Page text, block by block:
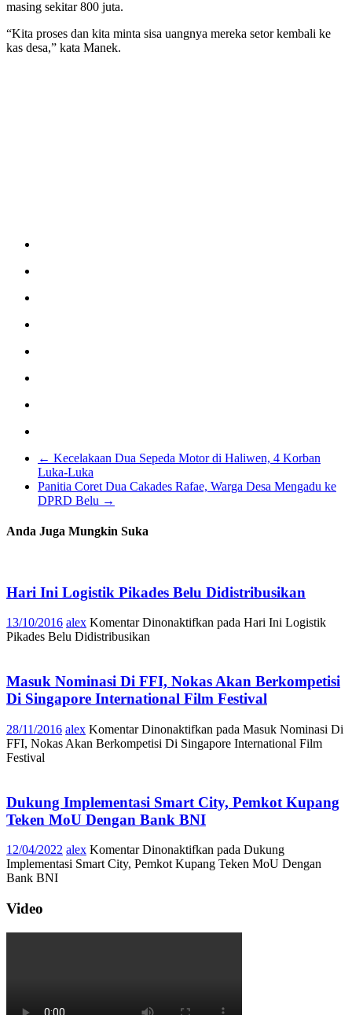
masing sekitar 800 juta.
“Kita proses dan kita minta sisa uangnya mereka setor kembali ke
kas desa,” kata Manek.
← Kecelakaan Dua Sepeda Motor di Haliwen, 4 Korban
Luka-Luka
Panitia Coret Dua Cakades Rafae, Warga Desa Mengadu ke
DPRD Belu →
Anda Juga Mungkin Suka
Hari Ini Logistik Pikades Belu Didistribusikan
13/10/2016 alex Komentar Dinonaktifkan pada Hari Ini Logistik
Pikades Belu Didistribusikan
Masuk Nominasi Di FFI, Nokas Akan Berkompetisi
Di Singapore International Film Festival
28/11/2016 alex Komentar Dinonaktifkan pada Masuk Nominasi Di
FFI, Nokas Akan Berkompetisi Di Singapore International Film
Festival
Dukung Implementasi Smart City, Pemkot Kupang
Teken MoU Dengan Bank BNI
12/04/2022 alex Komentar Dinonaktifkan pada Dukung
Implementasi Smart City, Pemkot Kupang Teken MoU Dengan
Bank BNI
Video